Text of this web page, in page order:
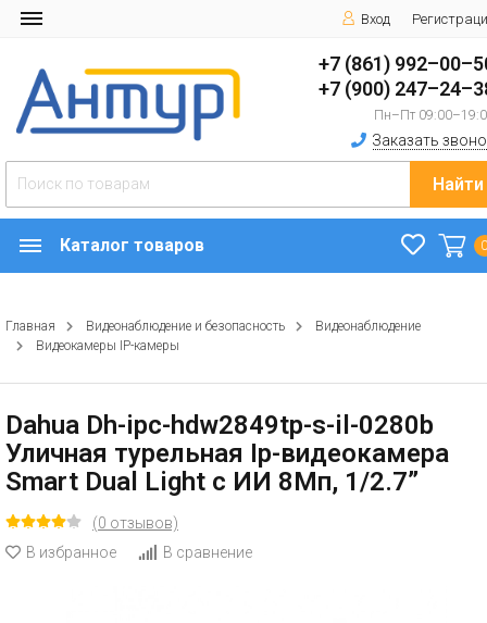
Вход
+7 (861)
+7 (900)
Пн–Пт
Заказать
Найти
Каталог товаров
Главная Видеонаблюдение и безопасность
Видеонаблюдение
Видеокамеры IP-камеры
Dahua Dh-ipc-hdw2849tp-s-il-0280b
Уличная турельная Ip-видеокамера
Smart Dual Light с ИИ 8Мп, 1/2.7”
(0 отзывов)
В избранное
В сравнение